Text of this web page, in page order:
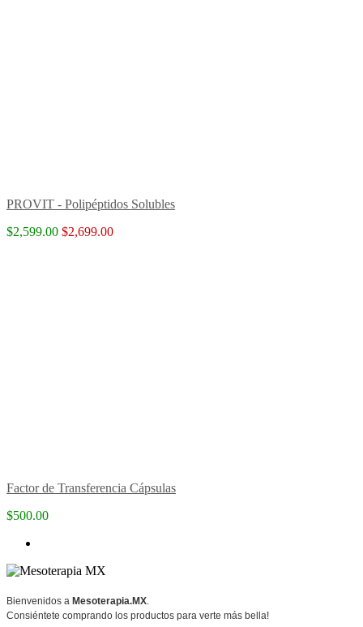
PROVIT - Polipéptidos Solubles
$2,599.00 $2,699.00
Factor de Transferencia Cápsulas
$500.00
Bienvenidos a Mesoterapia.MX
Consiéntete comprando los productos para verte más bella!